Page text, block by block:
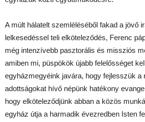
A múlt hálatelt szemléléséből fakad a jövő
lelkesedéssel teli elköteleződés, Ferenc
még intenzívebb pasztorális és missziós
amiben mi, püspökök újabb felelősséget
egyházmegyéink javára, hogy fejlesszük a
adottságokat hívő népünk hatékony
hogy elköteleződjünk abban a közös
egyház útja a harmadik évezredben Isten